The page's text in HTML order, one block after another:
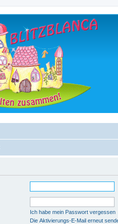
Ich habe mein Passwort vergessen
Die Aktivierungs-E-Mail erneut